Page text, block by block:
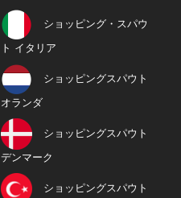
ショッピング・スパウ
ト イタリア
ショッピングスパウト
オランダ
ショッピングスパウト
デンマーク
ショッピングスパウト